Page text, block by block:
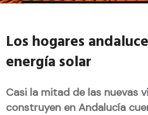
Los hogares
energía solar
Casi la mitad de las nuevas
construyen en Andalucía